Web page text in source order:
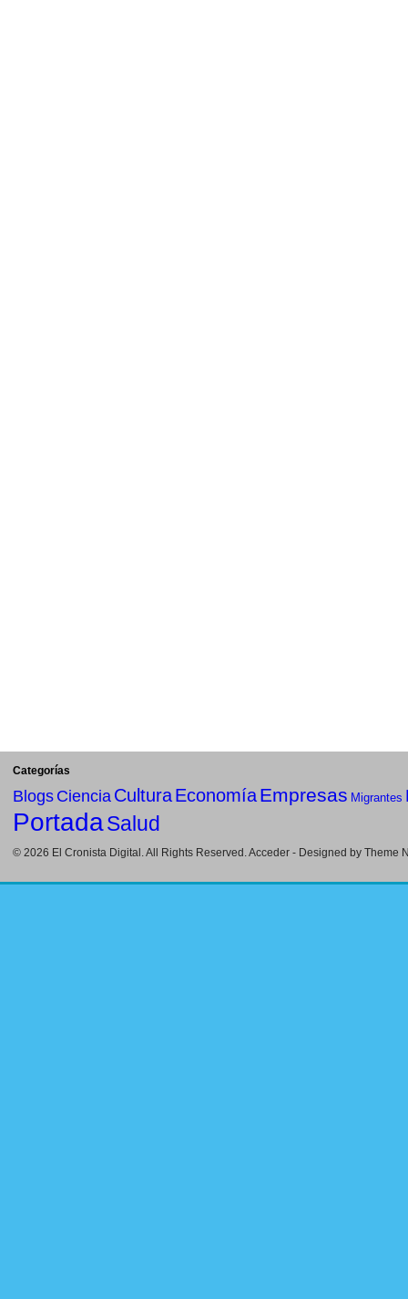
Categorías
BlogsCiencia CulturaEconomíaEmpresas Migrantes
PortadaSalud
© 2026 El Cronista Digital . All Rights Reserved.Acceder - Designed by Theme